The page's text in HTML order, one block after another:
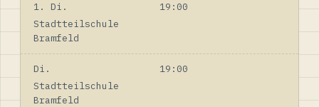
1. Di.
19:00
Stadtteilschule
Bramfeld
Di.
19:00
Stadtteilschule
Bramfeld